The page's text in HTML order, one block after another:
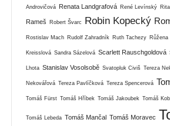
Androvičová Renata Landgrafová René Levínský
Rameš Robert Švarc Robin Kopecký
Rostislav Mach Rudolf Zahradník Ruth Tachezy Růžena
Kreisslová Sandra Sázelová Scarlett Rauschgoldová
Lhota Stanislav Vosolsobě Svatopluk Civiš Tereza
Nekovářová Tereza Pavlíčková Tereza Spencerová
Tomáš Fürst Tomáš Hříbek Tomáš Jakoubek Tomáš
Tomáš Lebeda Tomáš Mančal Tomáš Moravec